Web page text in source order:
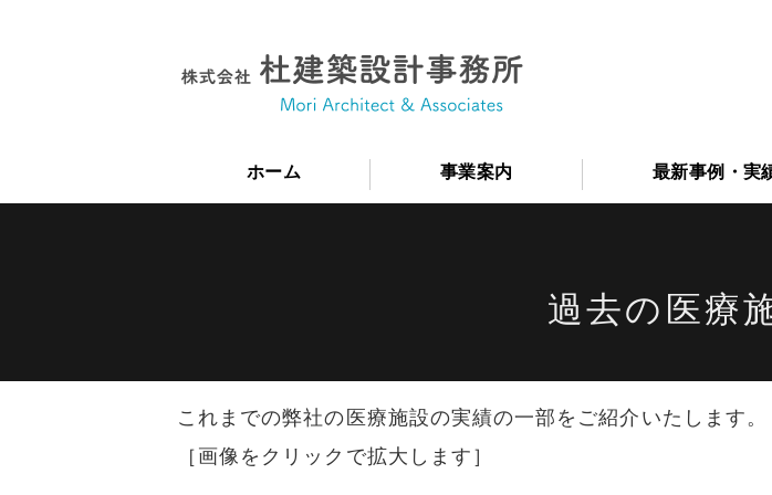
医院設計・
ホーム 事業案内 最新事例・実
過去の医療
これまでの弊社の医療施設の実績の一部をご紹介いたします。
［画像をクリックで拡大します］